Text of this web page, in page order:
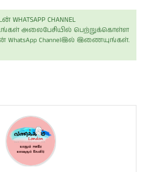
CHANNEL
உங்கள் அலைபேசியில் பெற்றுக்கொள்ள
Channelஇல் இணையுங்கள்.